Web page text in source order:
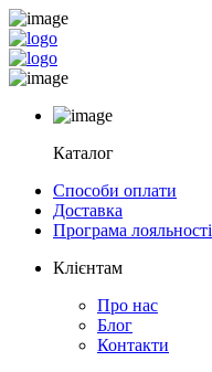
Каталог
Способи оплати
Доставка
Програма лояльності
Клієнтам
Про нас
Блог
Контакти